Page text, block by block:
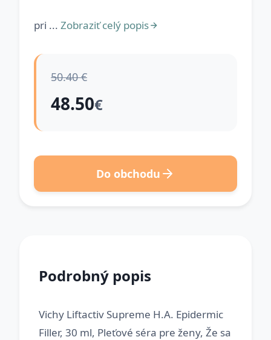
pri ... Zobraziť celý popis
50.40 €
48.50€
Do obchodu
Podrobný popis
Vichy Liftactiv Supreme H.A. Epidermic
Filler, 30 ml, Pleťové séra pre ženy, Že sa